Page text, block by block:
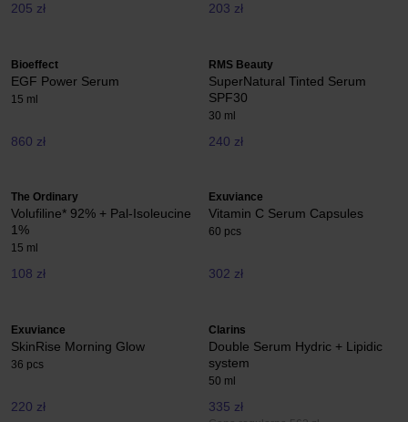
205 zł 203 zł
Bioeffect
EGF Power Serum
15 ml
860 zł
RMS Beauty
SuperNatural Tinted Serum
SPF30
30 ml
240 zł
The Ordinary
Volufiline* 92% + Pal-Isoleucine
1%
15 ml
108 zł
Exuviance
Vitamin C Serum Capsules
60 pcs
302 zł
Exuviance
SkinRise Morning Glow
36 pcs
220 zł
Clarins
Double Serum Hydric + Lipidic
system
50 ml
335 zł